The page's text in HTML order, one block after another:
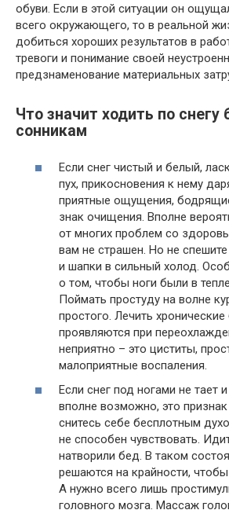
обуви. Если в этой ситуации он
всего окружающего, то в реальной
добиться хороших результатов в
тревоги и понимание своей
предзнаменование материальных
Что значит ходить по снегу
сонникам
Если снег чистый и белый,
пух, прикосновения к нему
приятные ощущения,
знак очищения. Вполне
от многих проблем со
вам не страшен. Но не
и шапки в сильный холод.
о том, чтобы ноги были в
Поймать простуду на волне
простого. Лечить
проявляются при
неприятно – это циститы,
малоприятные воспаления.
Если снег под ногами не тает
вполне возможно, это
снитесь себе бесплотным
не способен чувствовать.
натворили бед. В таком
решаются на крайности,
А нужно всего лишь
головного мозга. Массаж